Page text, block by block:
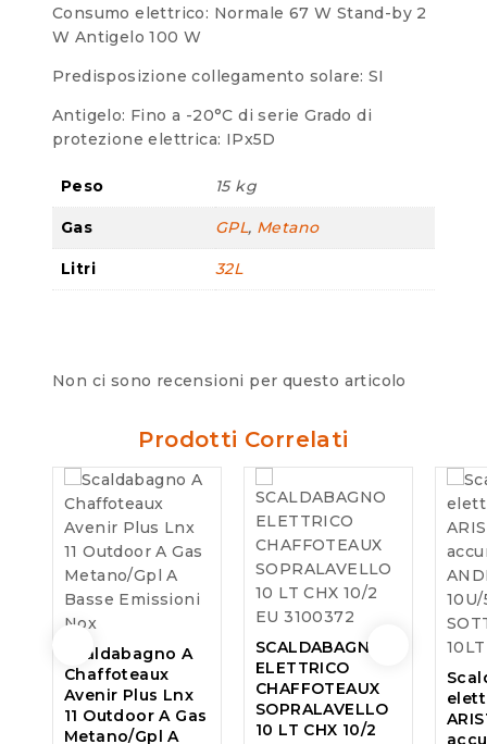
Consumo elettrico: Normale 67 W Stand-by 2
W Antigelo 100 W
Predisposizione collegamento solare: SI
Antigelo: Fino a -20°C di serie Grado di
protezione elettrica: IPx5D
Peso 15 kg
Gas GPL, Metano
Litri 32L
Non ci sono recensioni per questo articolo
Prodotti Correlati
Scaldabagno A
Chaffoteaux
Avenir Plus Lnx
11 Outdoor A Gas
Metano/Gpl A
SCALDABAGNO
ELETTRICO
CHAFFOTEAUX
SOPRALAVELLO
10 LT CHX 10/2